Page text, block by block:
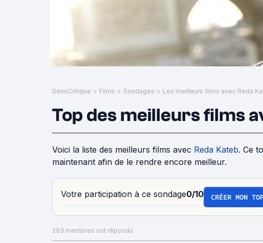
SensCritique > Films > Sondages > Les meilleurs films avec Reda
Top des meilleurs films
Voici la liste des meilleurs films avec Reda Kateb. Ce top a été réalisé grâce aux réponses des utilisateurs de SensCritique. Participez à ce sondage dès
maintenant afin de le rendre encore meilleur.
Votre participation à ce sondage0/10 CRÉER MON
293 membres ont répondu